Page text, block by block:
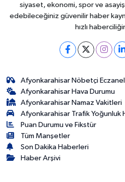
siyaset, ekonomi, spor ve
edebileceğiniz güvenilir haber
hızlı
Afyonkarahisar Nöbetçi
Afyonkarahisar Hava Durumu
Afyonkarahisar Namaz Vakitleri
Afyonkarahisar Trafik Yoğunluk
Puan Durumu ve Fikstür
Tüm Manşetler
Son Dakika Haberleri
Haber Arşivi